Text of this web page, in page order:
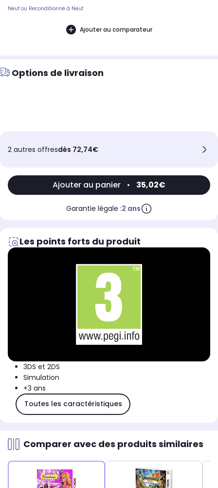
Neuf ou Reconditionné à Neuf
Ajouter au comparateur
Options de livraison
2 autres offresdès 72,74€
Ajouter au panier • 35,02€
Garantie légale :2 ans
Les points forts du produit
3DS et 2DS
Simulation
+3 ans
Toutes les caractéristiques
Comparer avec des produits similaires